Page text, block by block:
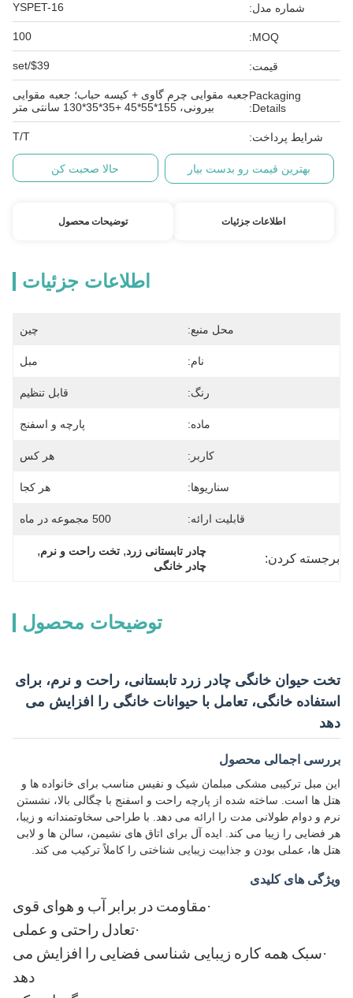
شماره مدل: YSPET-16
MOQ:
100
قیمت: $39/set
Packaging
Details:
جعبه مقوایی چرم گاوی + کیسه حباب؛ جعبه مقوایی
بیرونی، 155*55*45 +35*35*130 سانتی متر
شرایط پرداخت: T/T
بهترین قیمت رو بدست بیار حالا صحبت کن
اطلاعات جزئیات توضیحات محصول
اطلاعات جزئیات
محل منبع: چین
نام: مبل
رنگ: قابل تنظیم
ماده: پارچه و اسفنج
کاربر: هر کس
سناریوها: هر کجا
قابلیت ارائه: 500 مجموعه در ماه
برجسته کردن: چادر تابستانی زرد, تخت راحت و نرم,
چادر خانگی
توضیحات محصول
تخت حیوان خانگی چادر زرد تابستانی، راحت و نرم، برای
استفاده خانگی، تعامل با حیوانات خانگی را افزایش می
دهد
بررسی اجمالی محصول
این مبل ترکیبی مشکی مبلمان شیک و نفیس مناسب برای خانواده ها و
هتل ها است. ساخته شده از پارچه راحت و اسفنج با چگالی بالا، نشستن
نرم و دوام طولانی مدت را ارائه می دهد. با طراحی سخاوتمندانه و زیبا،
هر فضایی را زیبا می کند. ایده آل برای اتاق های نشیمن، سالن ها و لابی
هتل ها، عملی بودن و جذابیت زیبایی شناختی را کاملاً ترکیب می کند.
ویژگی های کلیدی
·مقاومت در برابر آب و هوای قوی
·تعادل راحتی و عملی
·سبک همه کاره زیبایی شناسی فضایی را افزایش می
دهد